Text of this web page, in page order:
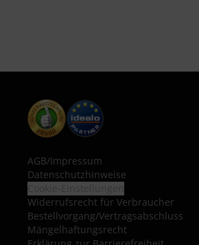
AGB/Impressum
Datenschutzhinweise
Widerrufsrecht für Verbraucher
Bestellvorgang/Vertragsabschluss
Mängelhaftungsrecht